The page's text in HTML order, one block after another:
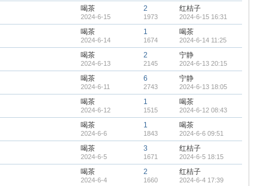
喝茶
2024-6-15
2
1973
红桔子
2024-6-15 16:31
喝茶
2024-6-14
1
1674
喝茶
2024-6-14 11:25
喝茶
2024-6-13
2
2145
宁静
2024-6-13 20:15
喝茶
2024-6-11
6
2743
宁静
2024-6-13 18:05
喝茶
2024-6-12
1
1515
喝茶
2024-6-12 08:43
喝茶
2024-6-6
1
1843
喝茶
2024-6-6 09:51
喝茶
2024-6-5
3
1671
红桔子
2024-6-5 18:15
喝茶
2024-6-4
2
1660
红桔子
2024-6-4 17:39